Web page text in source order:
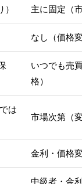
主に固定（
なし（価格
いつでも売
格）
は
市場次第（変
金利・価格
中級者・金